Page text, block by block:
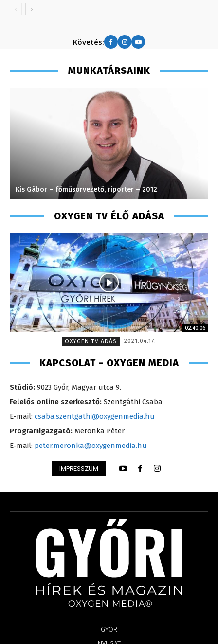
Követés:
MUNKATÁRSAINK
Kis Gábor – főműsorvezető, riporter – 2012
OXYGEN TV ÉLŐ ADÁSA
02:40:06
OXYGEN TV ADÁS
2021.04.17.
KAPCSOLAT - OXYGEN MEDIA
Stúdió: 9023 Győr, Magyar utca 9.
Felelős online szerkesztő: Szentgáthi Csaba
E-mail: csaba.szentgathi@oxygenmedia.hu
Programigazgató: Meronka Péter
E-mail: peter.meronka@oxygenmedia.hu
IMPRESSZUM
GYŐR